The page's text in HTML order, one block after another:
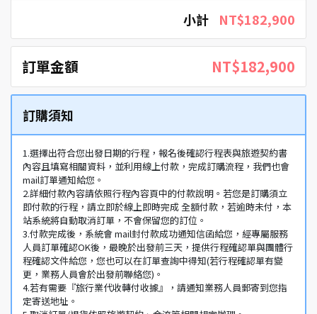
小計 NT$182,900
訂單金額 NT$182,900
訂購須知
1.選擇出符合您出發日期的行程，報名後確認行程表與旅遊契約書
內容且填寫相關資料，並利用線上付款，完成訂購流程，我們也會
mail訂單通知給您。
2.詳細付款內容請依照行程內容頁中的付款說明。若您是訂購須立
即付款的行程，請立即於線上即時完成 全額付款，若逾時未付，本
站系統將自動取消訂單，不會保留您的訂位。
3.付款完成後，系統會 mail封付款成功通知信函給您，經專屬服務
人員訂單確認OK後，最晚於出發前三天，提供行程確認單與團體行
程確認文件給您，您也可以在訂單查詢中得知(若行程確認單有變
更，業務人員會於出發前聯絡您)。
4.若有需要『旅行業代收轉付收據』，請通知業務人員郵寄到您指
定寄送地址。